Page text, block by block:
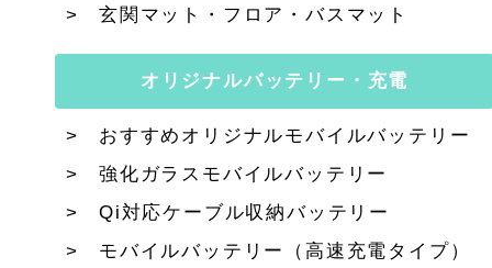
玄関マット・フロア・バスマット
オリジナルバッテリー・充電
おすすめオリジナルモバイルバッテリー
強化ガラスモバイルバッテリー
Qi対応ケーブル収納バッテリー
モバイルバッテリー（高速充電タイプ）